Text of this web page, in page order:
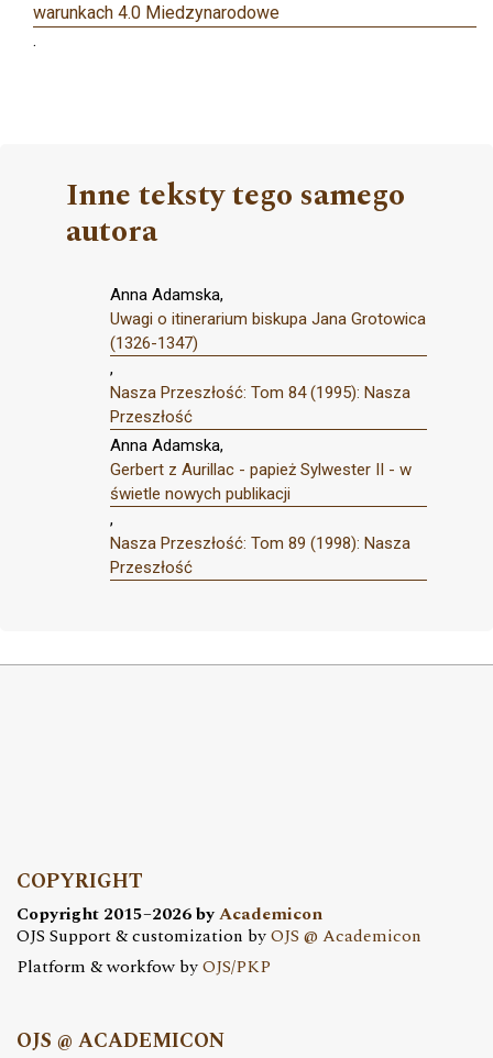
warunkach 4.0 Miedzynarodowe
.
Inne teksty tego samego
autora
Anna Adamska,
Uwagi o itinerarium biskupa Jana Grotowica
(1326-1347)
,
Nasza Przeszłość: Tom 84 (1995): Nasza
Przeszłość
Anna Adamska,
Gerbert z Aurillac - papież Sylwester II - w
świetle nowych publikacji
,
Nasza Przeszłość: Tom 89 (1998): Nasza
Przeszłość
COPYRIGHT
Copyright 2015–2026 byAcademicon
OJS Support & customization byOJS @ Academicon
Platform & workfow byOJS/PKP
OJS @ ACADEMICON